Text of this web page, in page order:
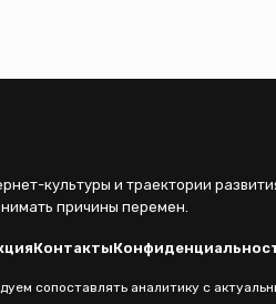
культуры и траектории
причины перемен.
Контакты
сопоставлять аналитику с